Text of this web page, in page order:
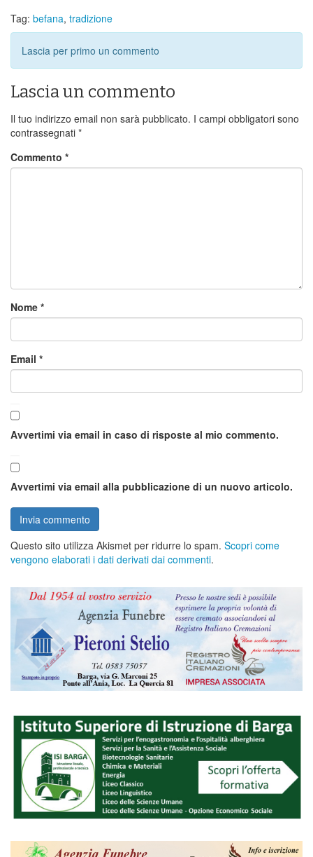
Tag: befana, tradizione
Lascia per primo un commento
Lascia un commento
Il tuo indirizzo email non sarà pubblicato. I campi obbligatori sono
contrassegnati *
Commento *
Nome *
Email *
Avvertimi via email in caso di risposte al mio commento.
Avvertimi via email alla pubblicazione di un nuovo articolo.
Questo sito utilizza Akismet per ridurre lo spam. Scopri come
vengono elaborati i dati derivati dai commenti.